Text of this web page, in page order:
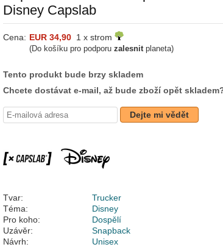
Disney Capslab
Cena: EUR 34,90 1 x strom
(Do košíku pro podporu zalesnitplaneta)
Tento produkt bude brzy skladem
Chcete dostávat e-mail, až bude zboží opět
Dejte mi vědět
Tvar:
Trucker
Téma:
Disney
Pro koho:
Dospělí
Uzávěr:
Snapback
Návrh:
Unisex